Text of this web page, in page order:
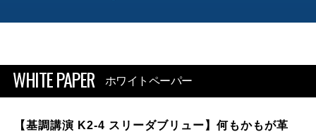
WHITE PAPER ホワイトペーパー
【基調講演 K2-4 スリーダブリュー】何もかもが革